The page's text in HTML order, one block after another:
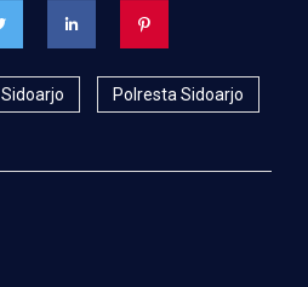
Sidoarjo Polresta Sidoarjo